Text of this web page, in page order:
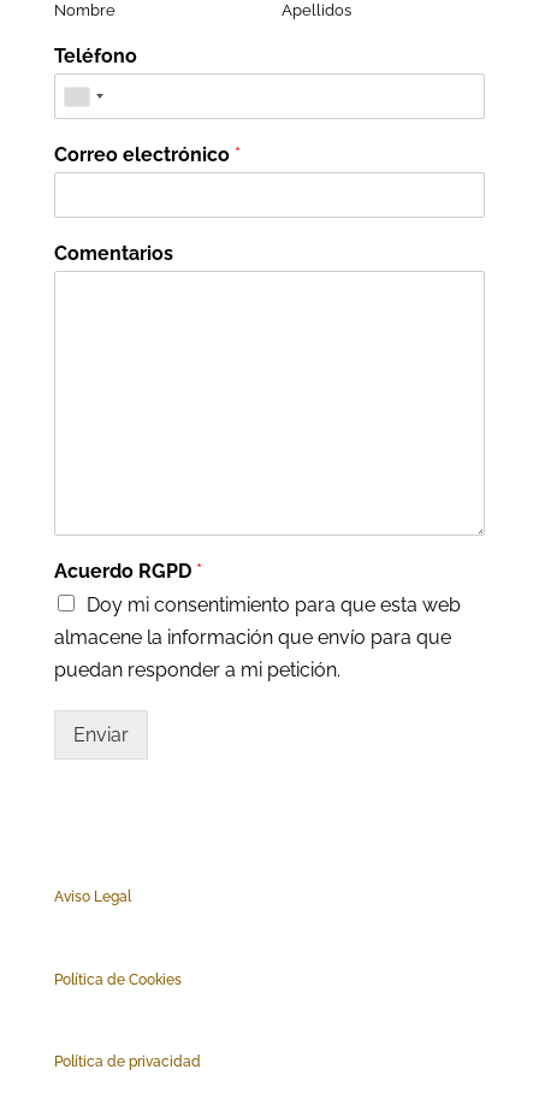
Nombre Apellidos
Teléfono
Correo electrónico *
Comentarios
Acuerdo RGPD *
Doy mi consentimiento para que esta web
almacene la información que envío para que
puedan responder a mi petición.
Enviar
Aviso Legal
Política de Cookies
Política de privacidad